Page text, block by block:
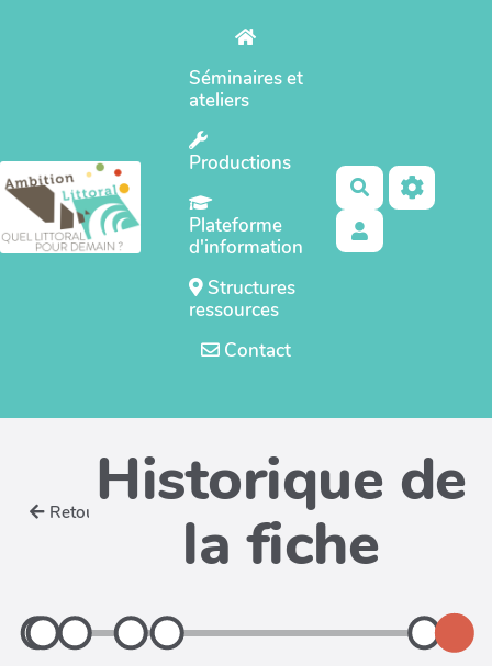
Séminaires et
ateliers
Productions
Plateforme
d'information
Structures
ressources
Contact
Rechercher
Retour Historique de
la fiche